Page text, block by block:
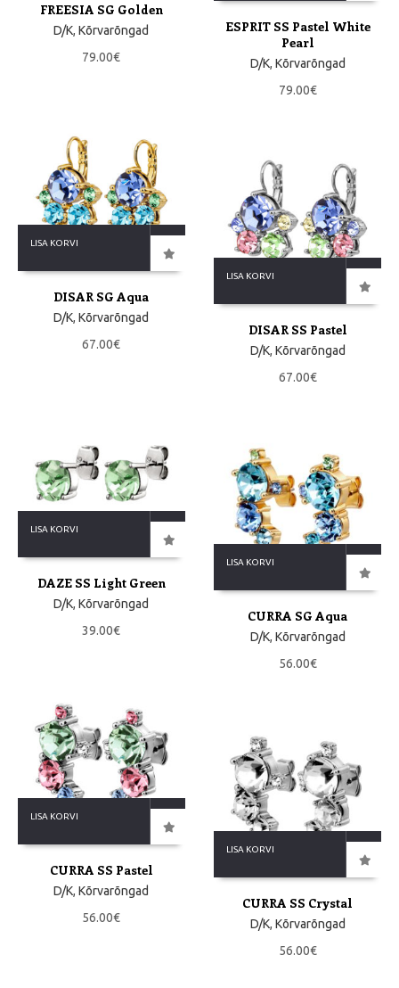
FREESIA SG Golden
D/K,Kõrvarõngad
79.00€
ESPRIT SS Pastel White
Pearl
D/K, Kõrvarõngad
79.00€
LISA KORVI
DISAR SG Aqua
D/K,Kõrvarõngad
67.00€
LISA KORVI
DISAR SS Pastel
D/K, Kõrvarõngad
67.00€
LISA KORVI
DAZE SS Light Green
D/K,Kõrvarõngad
39.00€
LISA KORVI
CURRA SG Aqua
D/K, Kõrvarõngad
56.00€
LISA KORVI
CURRA SS Pastel
D/K,Kõrvarõngad
56.00€
LISA KORVI
CURRA SS Crystal
D/K, Kõrvarõngad
56.00€